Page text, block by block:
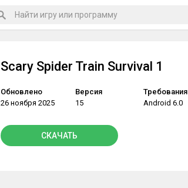
Scary Spider Train Survival 1
Обновлено
26 ноября 2025
Версия
15
Требования
Android 6.0
СКАЧАТЬ